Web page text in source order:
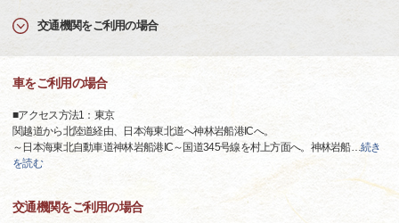
交通機関をご利用の場合
車をご利用の場合
■アクセス方法1：東京
関越道から北陸道経由、日本海東北道へ神林岩船港ICへ。
～日本海東北自動車道神林岩船港IC～国道345号線を村上方面へ。神林岩船…続き
を読む
交通機関をご利用の場合